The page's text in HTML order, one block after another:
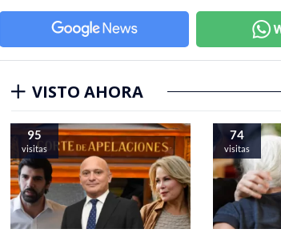
VISTO AHORA
95
visitas
74
visitas